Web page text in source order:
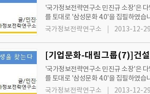
'국가정보전략연구소 민진규 소장'은
를 토대로 '삼성문화 4.0'을 집필하였습니다. 또한, '국가정보전략연구소'와 '그린경제'는 2012년 7월 11일 수요일자 신문부
단과 제언'을 통해 지속성장과 발전을
국가정보전략연구소 2013-12-
[기업문화-대림그룹(7)]건
'국가정보전략연구소 민진규 소장'은
를 토대로 '삼성문화 4.0'을 집필하였습니다. 또한, '국가정보전략연구소'와 '그린경제'는 2012년 7월 11일 수요일자 신문부
단과 제언'을 통해 지속성장과 발전을
국가정보전략연구소 2013-12-